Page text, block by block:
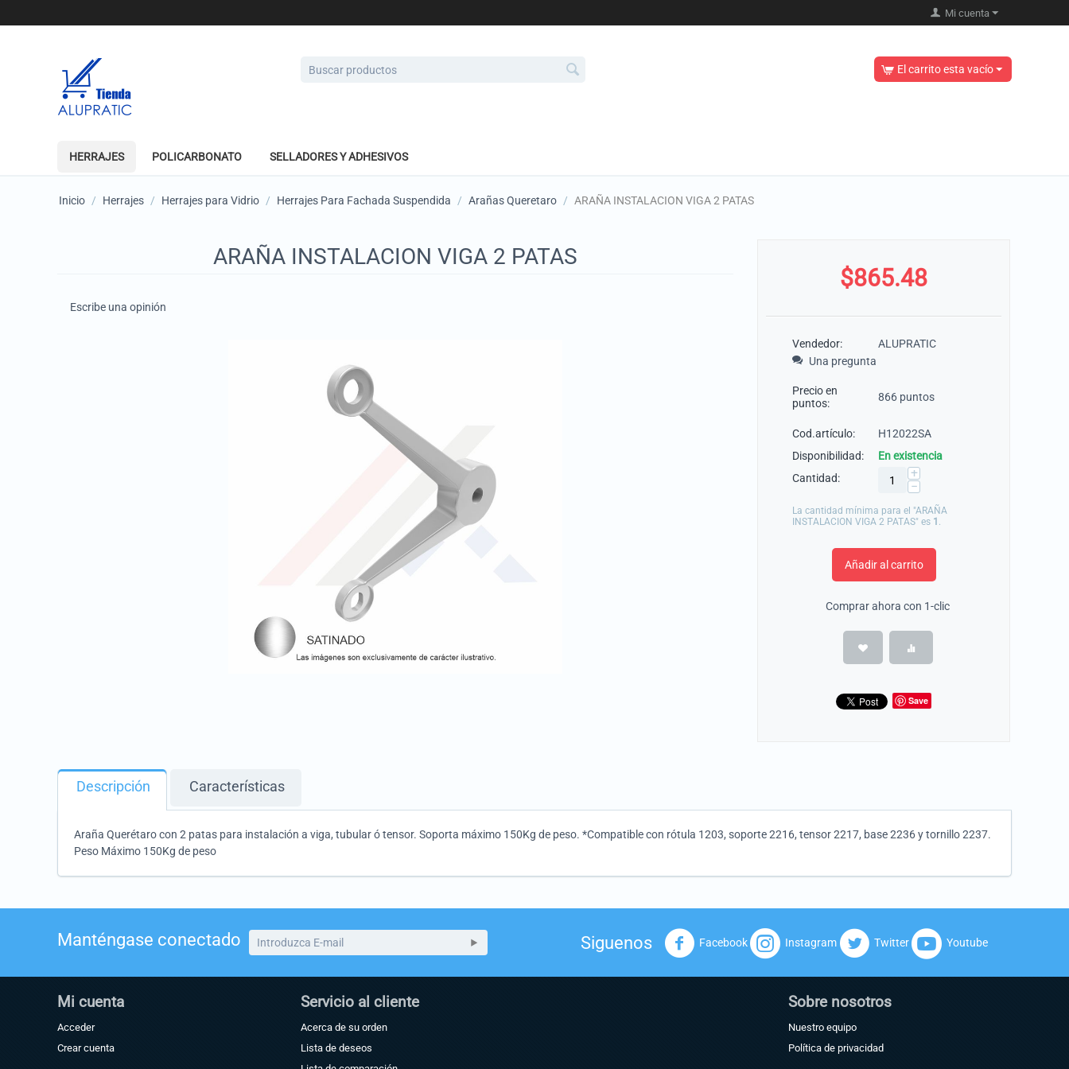
Mi cuenta
El carrito esta vacío
HERRAJES POLICARBONATO SELLADORES Y ADHESIVOS
Inicio / Herrajes / Herrajes para Vidrio / Herrajes Para Fachada Suspendida / Arañas Queretaro / ARAÑA INSTALACION VIGA 2 PATAS
ARAÑA INSTALACION VIGA 2 PATAS
Escribe una opinión
$865.48
Vendedor:
ALUPRATIC
Una pregunta
Precio en
puntos:
866 puntos
Cod.artículo:
H12022SA
Disponibilidad:
En existencia
Cantidad:
+
−
La cantidad mínima para el "ARAÑA
INSTALACION VIGA 2 PATAS" es 1 .
Añadir al carrito
Comprar ahora con 1-clic
Save
Descripción Características
Araña Querétaro con 2 patas para instalación a viga, tubular ó tensor. Soporta máximo 150Kg de peso. *Compatible con rótula 1203, soporte 2216, tensor 2217, base 2236 y tornillo 2237.
Peso Máximo 150Kg de peso
Manténgase conectado Siguenos Facebook Instagram Twitter Youtube
Mi cuenta
Acceder
Crear cuenta
Servicio al cliente
Acerca de su orden
Lista de deseos
Sobre nosotros
Nuestro equipo
Política de privacidad